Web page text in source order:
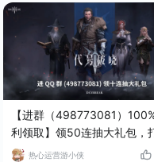
【进群（498773081）
利领取】领50连抽大礼包，
专属build彰显个性！
热心运营游小侠